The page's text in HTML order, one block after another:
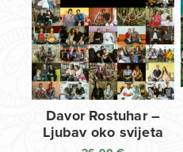
Davor Rostuhar –
Ljubav oko svijeta